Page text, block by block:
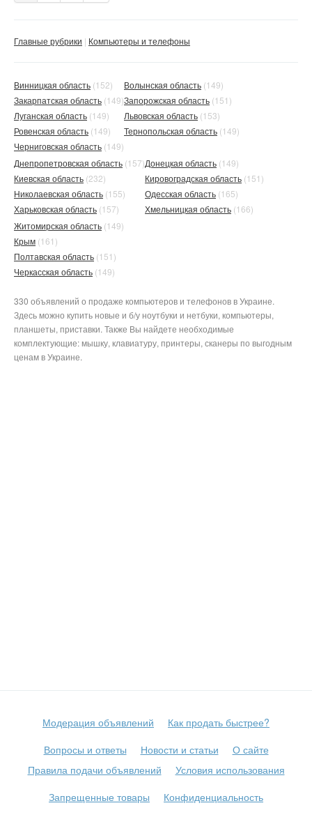
Главные рубрики Компьютеры и телефоны
Винницкая область (152)
Закарпатская область (149)
Луганская область (149)
Ровенская область (149)
Черниговская область (149)
Волынская область (149)
Запорожская область (151)
Львовская область (153)
Тернопольская область (149)
Днепропетровская область (157)
Киевская область (232)
Николаевская область (155)
Харьковская область (157)
Донецкая область (149)
Кировоградская область (151)
Одесская область (165)
Хмельницкая область (166)
Житомирская область (149)
Крым (161)
Полтавская область (151)
Черкасская область (149)
330 объявлений о продаже компьютеров и телефонов в Украине.
Здесь можно купить новые и б/у ноутбуки и нетбуки, компьютеры,
планшеты, приставки. Также Вы найдете необходимые
комплектующие: мышку, клавиатуру, принтеры, сканеры по выгодным
ценам в Украине.
Модерация объявлений
Как продать быстрее?
Вопросы и ответы
Новости и статьи
О сайте
Правила подачи объявлений
Условия использования
Запрещенные товары
Конфиденциальность